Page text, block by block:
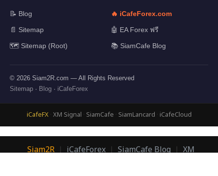
📝 Blog
📄 Sitemap
🗺️ Sitemap (Root)
🔥 iCafeForex.com
🤖 EA Forex ฟรี
📚 SiamCafe Blog
© 2026 Siam2R.com — All Rights Reserved
Sitemap · Blog · iCafeForex
iCafeFX· XM Signal · SiamCafe · SiamLancard · iCafeCloud
Siam2R | iCafeForex | SiamCafe Blog | XM